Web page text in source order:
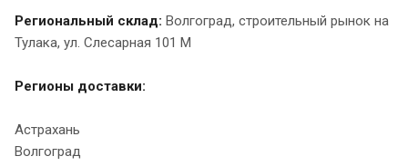
Региональный склад: Волгоград, строительный рынок на
Тулака, ул. Слесарная 101 М
Регионы доставки:
Астрахань
Волгоград